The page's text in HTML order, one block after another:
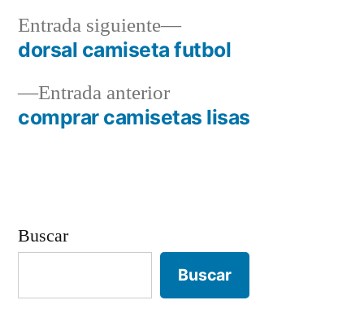
Navegación
de
entradas
Entrada anteriorEntrada
anterior:
comprar camisetas lisas
Entrada siguiente
Entrada
siguiente:
dorsal camiseta futbol
Buscar
Buscar